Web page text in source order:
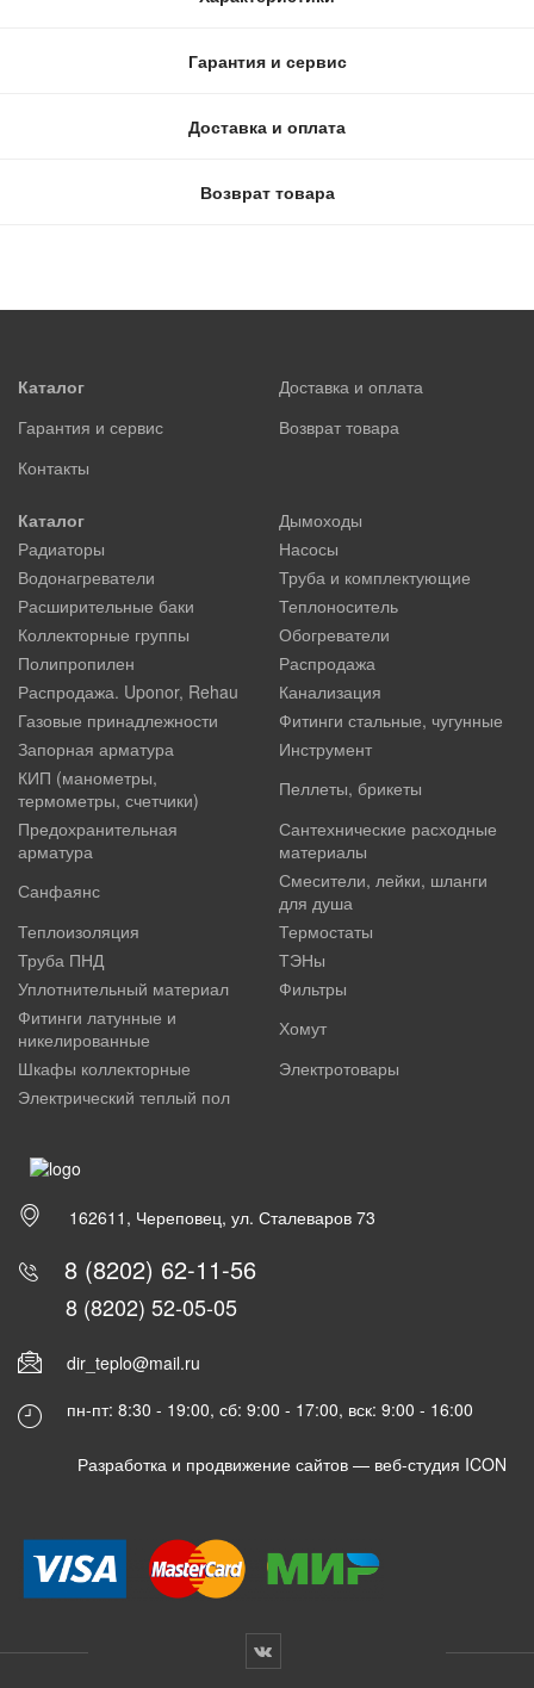
Гарантия и сервис
Доставка и оплата
Возврат товара
Каталог
Доставка и оплата
Гарантия и сервис
Возврат товара
Контакты
Каталог
Дымоходы
Радиаторы
Насосы
Водонагреватели
Труба и комплектующие
Расширительные баки
Теплоноситель
Коллекторные группы
Обогреватели
Полипропилен
Распродажа
Распродажа. Uponor, Rehau
Канализация
Газовые принадлежности
Фитинги стальные, чугунные
Запорная арматура
Инструмент
КИП (манометры,
термометры, счетчики)
Пеллеты, брикеты
Предохранительная
арматура
Сантехнические расходные
материалы
Санфаянс
Смесители, лейки, шланги
для душа
Теплоизоляция
Термостаты
Труба ПНД
ТЭНы
Уплотнительный материал
Фильтры
Фитинги латунные и
никелированные
Хомут
Шкафы коллекторные
Электротовары
Электрический теплый пол
162611, Череповец, ул. Сталеваров 73
8 (8202) 62-11-56
8 (8202) 52-05-05
dir_teplo@mail.ru
пн-пт: 8:30 - 19:00, сб: 9:00 - 17:00, вск: 9:00 - 16:00
Разработка и продвижение сайтов — веб-студия ICON